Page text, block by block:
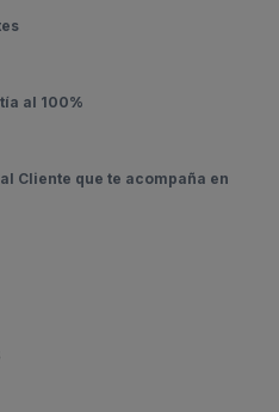
al 100%
Cliente que te acompaña en